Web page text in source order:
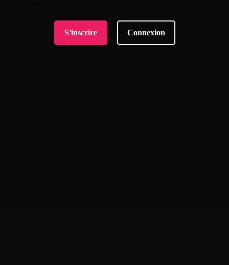
S'inscrire Connexion